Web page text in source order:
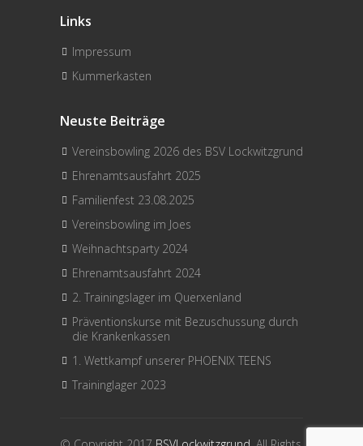
Links
Impressum
Kummerkasten
Neuste Beiträge
Vereinsbowling 2026 des BSV Lockwitzgrund
Ehrenamtsausfahrt 2025
Familienfest 23.08.2025
Vereinsbowling im Joes
Weihnachtsparty 2024
Ehrenamtsausfahrt 2024
2. Trainingslager im Querxenland
Präventionskurse mit Bezuschussung durch
die Krankenkassen
1. Wettkampf unserer PHOENIX TEENS
Traininglager 2023